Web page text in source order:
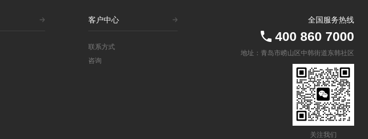
客户中心
联系方式
咨询
全国服务热线
400 860 7000
地址：青岛市崂山区中韩街道东韩社区
关注我们